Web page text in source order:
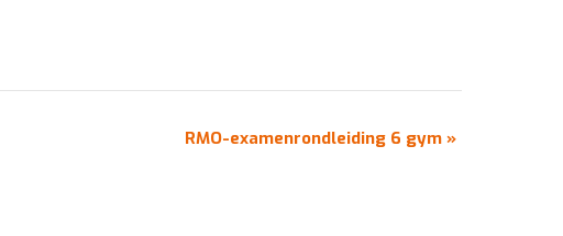
RMO-examenrondleiding 6 gym »